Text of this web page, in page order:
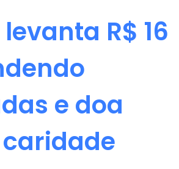
R$ 16
e doa